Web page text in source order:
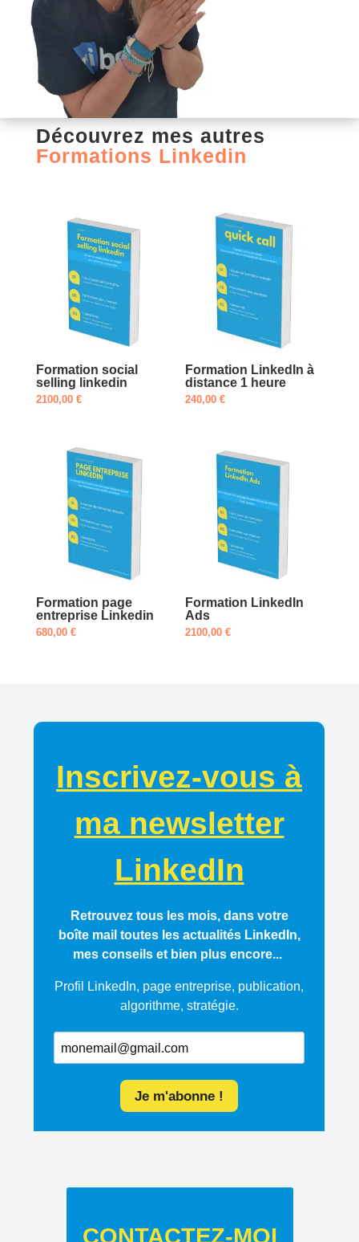
Découvrez mes autres
Formations Linkedin
Formation social
selling linkedin
2100,00 €
Formation LinkedIn à
distance 1 heure
240,00€
Formation page
entreprise Linkedin
680,00 €
Formation LinkedIn
Ads
2100,00€